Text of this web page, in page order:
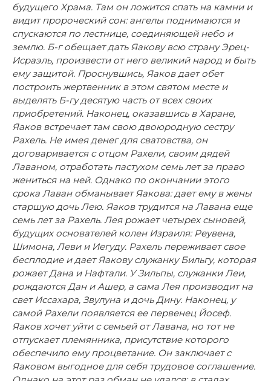
будущего Храма. Там он ложится спать на камни и
видит пророческий сон: ангелы поднимаются и
спускаются по лестнице, соединяющей небо и
землю. Б-г обещает дать Яакову всю страну Эрец-
Исраэль, произвести от него великий народ и быть
ему защитой. Проснувшись, Яаков дает обет
построить жертвенник в этом святом месте и
выделять Б-гу десятую часть от всех своих
приобретений. Наконец, оказавшись в Харане,
Яаков встречает там свою двоюродную сестру
Рахель. Не имея денег для сватовства, он
договаривается с отцом Рахели, своим дядей
Лаваном, отработать пастухом семь лет за право
жениться на ней. Однако по окончании этого
срока Лаван обманывает Яакова: дает ему в жены
старшую дочь Лею. Яаков трудится на Лавана еще
семь лет за Рахель. Лея рожает четырех сыновей,
будущих основателей колен Израиля: Реувена,
Шимона, Леви и Иегуду. Рахель переживает свое
бесплодие и дает Яакову служанку Бильгу, которая
рожает Дана и Нафтали. У Зильпы, служанки Леи,
рождаются Дан и Ашер, а сама Лея производит на
свет Иссахара, Звулуна и дочь Дину. Наконец, у
самой Рахели появляется ее первенец Йосеф.
Яаков хочет уйти с семьей от Лавана, но тот не
отпускает племянника, присутствие которого
обеспечило ему процветание. Он заключает с
Яаковом выгодное для себя трудовое соглашение.